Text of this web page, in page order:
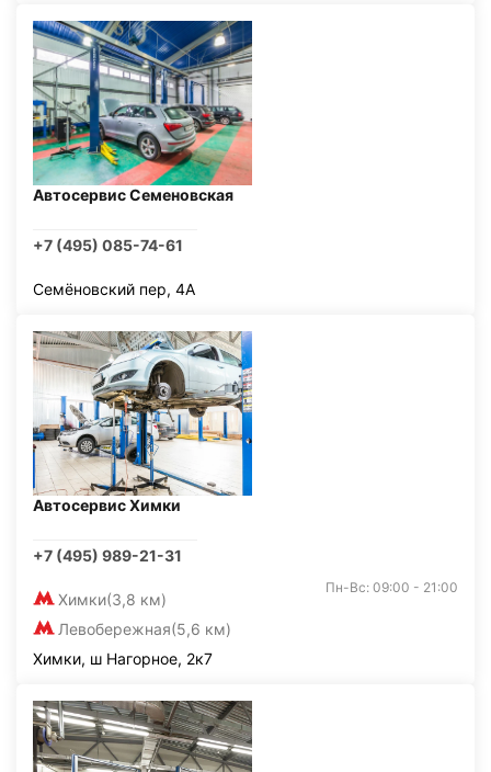
Автосервис Семеновская
+7 (495) 085-74-61
Семёновский пер, 4А
Автосервис Химки
+7 (495) 989-21-31
Химки(3,8 км)
Левобережная(5,6 км)
Пн-Вс: 09:00 - 21:00
Химки, ш Нагорное, 2к7